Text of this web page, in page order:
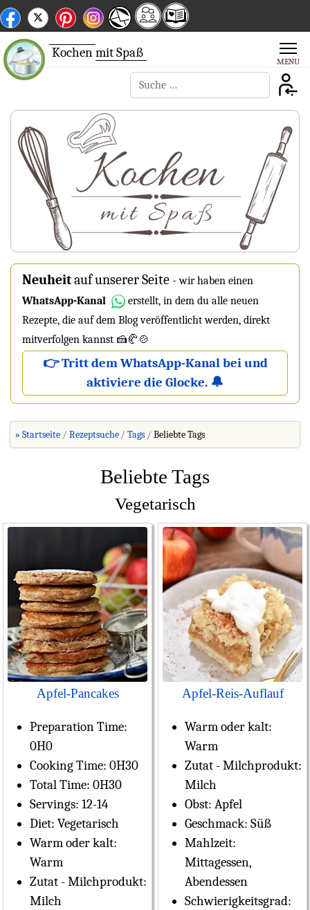
Kochenmit Spaß
Suchen
Neuheitauf unserer Seite -wir haben einen
WhatsApp-Kanal
erstellt, in dem du alle neuen
Rezepte, die auf dem Blog veröffentlicht werden, direkt
mitverfolgen kannst 🍰🥐🍲
👉 Tritt dem WhatsApp-Kanal bei und
aktiviere die Glocke. 🔔
» Startseite Rezeptsuche Tags Beliebte Tags
Beliebte Tags
Vegetarisch
Apfel-Pancakes
Preparation Time:
0H0
Cooking Time: 0H30
Total Time: 0H30
Servings: 12-14
Diet: Vegetarisch
Warm oder kalt:
Warm
Zutat - Milchprodukt:
Milch
Apfel-Reis-Auflauf
Warm oder kalt:
Warm
Zutat - Milchprodukt:
Milch
Obst: Apfel
Geschmack: Süß
Mahlzeit:
Mittagessen,
Abendessen
Schwierigkeitsgrad: